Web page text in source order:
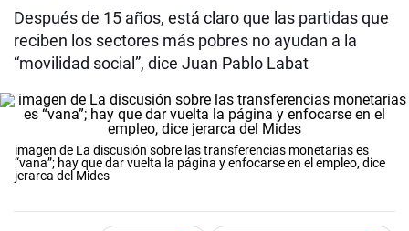
Después de 15 años, está claro que las partidas que
reciben los sectores más pobres no ayudan a la
“movilidad social”, dice Juan Pablo Labat
imagen de La discusión sobre las transferencias monetarias es
“vana”; hay que dar vuelta la página y enfocarse en el empleo, dice
jerarca del Mides